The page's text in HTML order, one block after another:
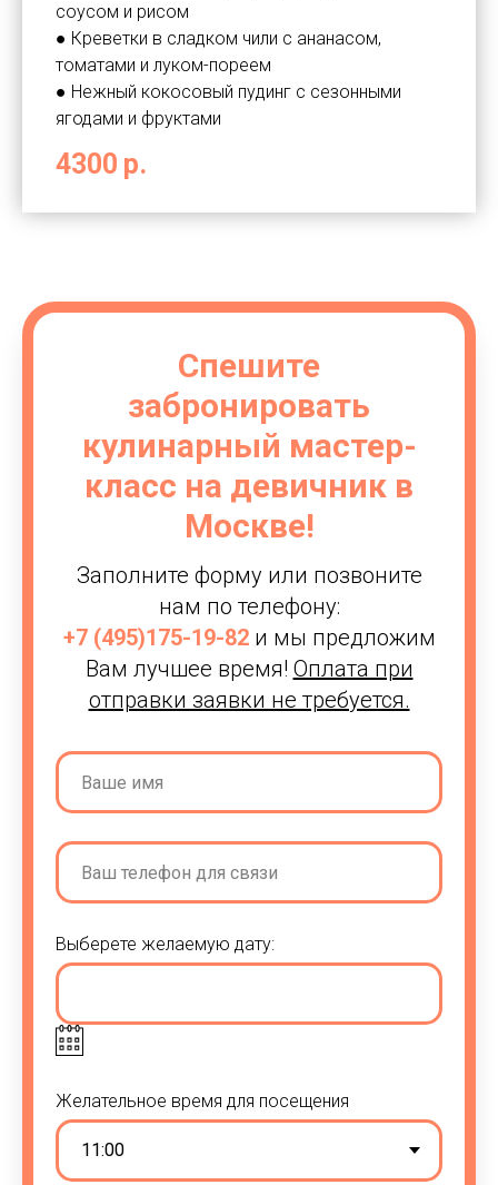
соусом и рисом
● Креветки в сладком чили с ананасом,
томатами и луком-пореем
● Нежный кокосовый пудинг с сезонными
ягодами и фруктами
4300 р.
Спешите
забронировать
кулинарный мастер-
класс на девичник в
Москве!
Заполните форму или позвоните
нам по телефону:
+7 (495)175-19-82и мы предложим
Вам лучшее время! Оплата при
отправки заявки не требуется.
Выберете желаемую дату:
Желательное время для посещения